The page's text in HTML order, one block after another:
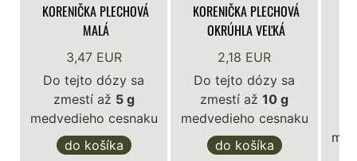
KORENIČKA PLECHOVÁ
MALÁ
3,47 EUR
Do tejto dózy sa
zmestí až 5 g
medvedieho cesnaku
do košíka
KORENIČKA PLECHOVÁ
OKRÚHLA VEĽKÁ
2,18 EUR
Do tejto dózy sa
zmestí až10 g
medvedieho cesnaku
do košíka